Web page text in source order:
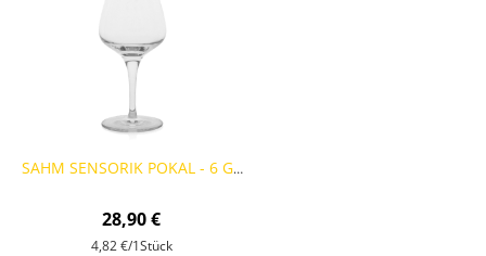
SAHM SENSORIK POKAL - 6 GLÄSER
28,90 €
4,82 €/1Stück